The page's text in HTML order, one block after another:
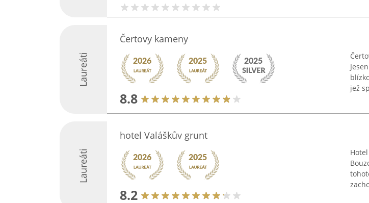
Laureáti
Čertovy kameny
8.8
jež
Laureáti
hotel Valáškův grunt
8.2